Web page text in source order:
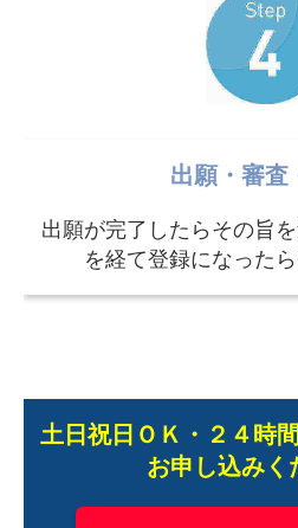
出願・審査
出願が完了したらその旨
を経て登録になったら
土日祝日ＯＫ・２４時
お申し込みく